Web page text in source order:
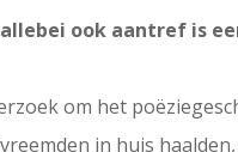
ook aantref is
om het
in huis